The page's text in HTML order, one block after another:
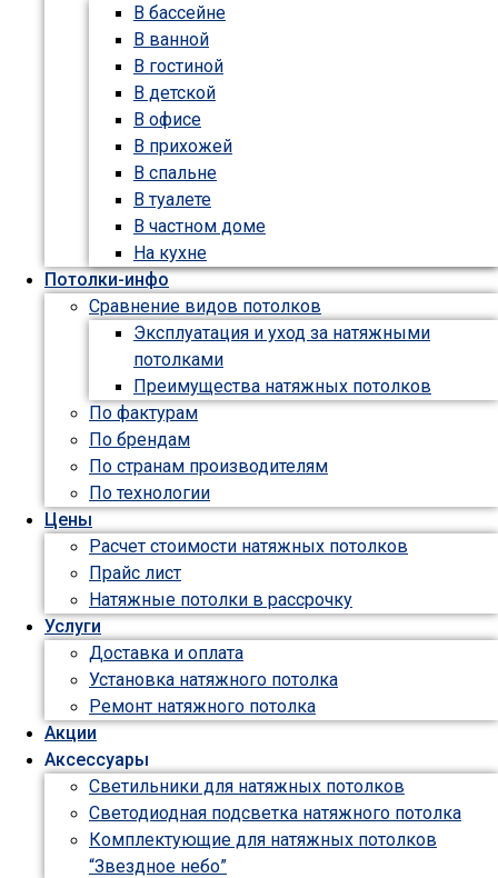
В бассейне
В ванной
В гостиной
В детской
В офисе
В прихожей
В спальне
В туалете
В частном доме
На кухне
Потолки-инфо
Сравнение видов потолков
Эксплуатация и уход за натяжными
потолками
Преимущества натяжных потолков
По фактурам
По брендам
По странам производителям
По технологии
Цены
Расчет стоимости натяжных потолков
Прайс лист
Натяжные потолки в рассрочку
Услуги
Доставка и оплата
Установка натяжного потолка
Ремонт натяжного потолка
Акции
Аксессуары
Светильники для натяжных потолков
Светодиодная подсветка натяжного потолка
Комплектующие для натяжных потолков
“Звездное небо”